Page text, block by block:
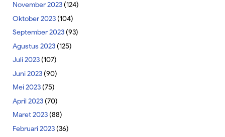
November 2023(124)
Oktober 2023(104)
September 2023(93)
Agustus 2023(125)
Juli 2023(107)
Juni 2023(90)
Mei 2023(75)
April 2023(70)
Maret 2023(88)
Februari 2023(36)